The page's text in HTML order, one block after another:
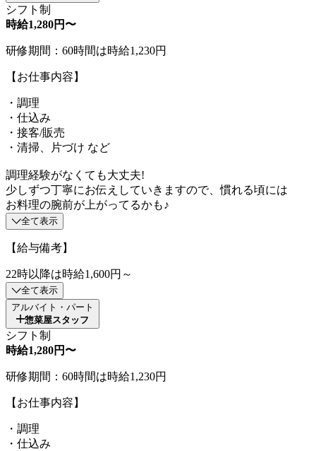
シフト制
時給1,280円〜
研修期間：60時間は時給1,230円
【お仕事内容】
・調理
・仕込み
・接客/販売
・清掃、片づけ など
調理経験がなくても大丈夫!
少しずつ丁寧にお伝えしていきますので、慣れる頃には
お料理の腕前が上がってるかも♪
全て表示
【給与備考】
22時以降は時給1,600円～
全て表示
アルバイト・パート
惣菜屋スタッフ
シフト制
時給1,280円〜
研修期間：60時間は時給1,230円
【お仕事内容】
・調理
・仕込み